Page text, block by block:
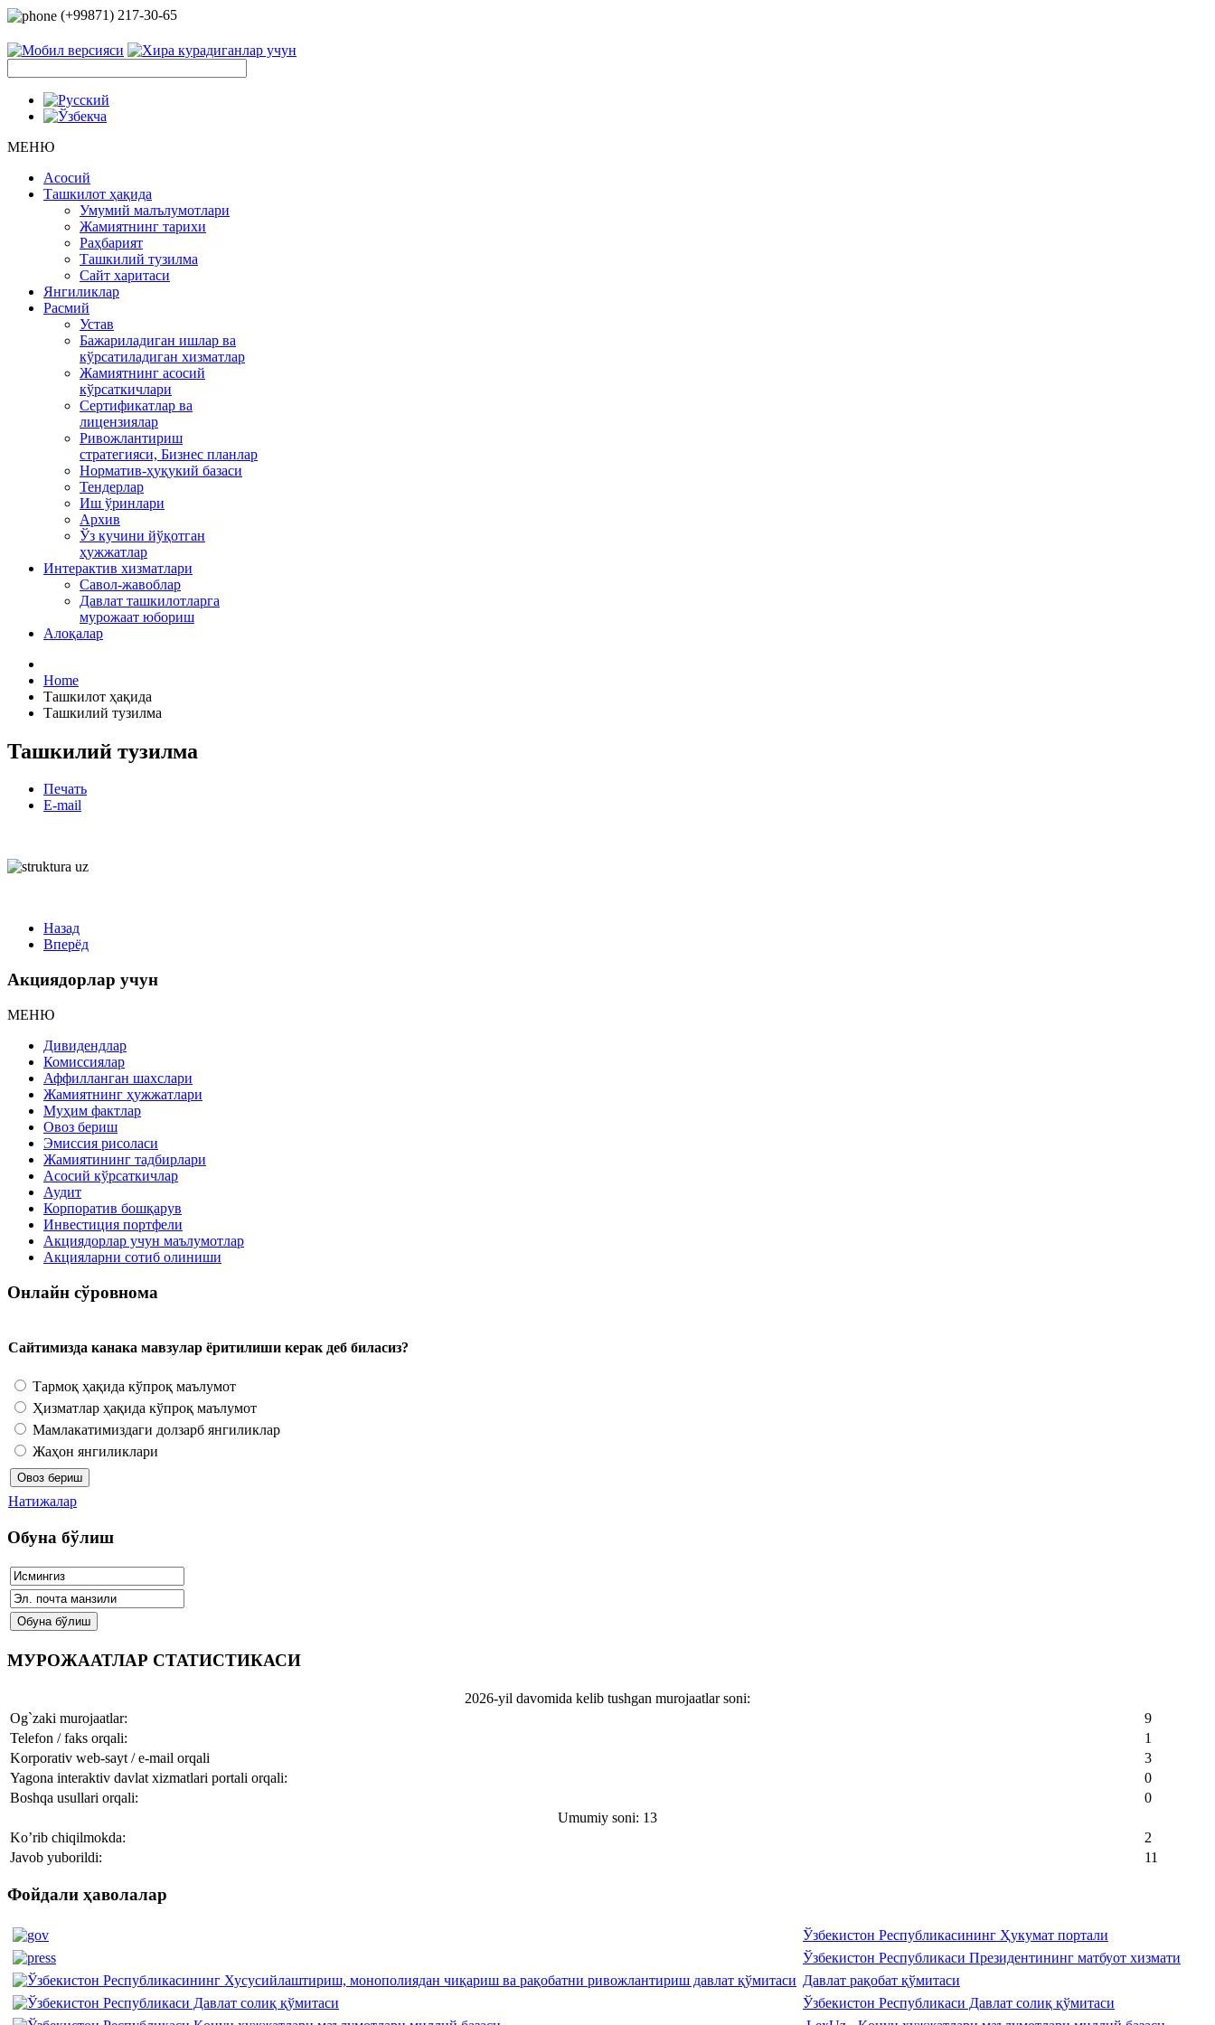
(+99871) 217-30-65
МЕНЮ
Асосий
Ташкилот ҳақида
Умумий малълумотлари
Жамиятнинг тарихи
Раҳбарият
Ташкилий тузилма
Сайт харитаси
Янгиликлар
Расмий
Устав
Бажариладиган ишлар ва
кўрсатиладиган хизматлар
Жамиятнинг асосий
кўрсаткичлари
Сертификатлар ва
лицензиялар
Ривожлантириш
стратегияси, Бизнес планлар
Норматив-ҳуқукий базаси
Тендерлар
Иш ўринлари
Архив
Ўз кучини йўқотган
ҳужжатлар
Интерактив хизматлари
Савол-жавоблар
Давлат ташкилотларга
мурожаат юбориш
Алоқалар
Home
Ташкилот ҳақида
Ташкилий тузилма
Ташкилий тузилма
Печать
E-mail
Назад
Вперёд
Акциядорлар учун
МЕНЮ
Дивидендлар
Комиссиялар
Аффилланган шахслари
Жамиятнинг ҳужжатлари
Муҳим фактлар
Овоз бериш
Эмиссия рисоласи
Жамиятининг тадбирлари
Асосий кўрсаткичлар
Аудит
Корпоратив бошқарув
Инвестиция портфели
Акциядорлар учун маълумотлар
Акцияларни сотиб олиниши
Онлайн сўровнома
Сайтимизда канака мавзулар ёритилиши керак деб биласиз?
Тармоқ ҳақида кўпроқ маълумот
Ҳизматлар ҳақида кўпроқ маълумот
Мамлакатимиздаги долзарб янгиликлар
Жаҳон янгиликлари
Натижалар
Обуна бўлиш
МУРОЖААТЛАР СТАТИСТИКАСИ
2026-yil davomida kelib tushgan murojaatlar soni:
Og`zaki murojaatlar:
9
Telefon / faks orqali:
1
Korporativ web-sayt / e-mail orqali
3
Yagona interaktiv davlat xizmatlari portali orqali:
0
Boshqa usullari orqali:
0
Umumiy soni: 13
Ko’rib chiqilmokda:
2
Javob yuborildi:
11
Фойдали ҳаволалар
Ўзбекистон Республикасининг Ҳукумат портали
Ўзбекистон Республикаси Президентининг матбуот хизмати
Давлат рақобат қўмитаси
Ўзбекистон Республикаси Давлат солиқ қўмитаси